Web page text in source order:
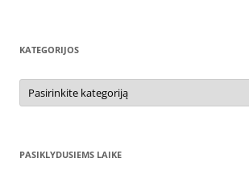
KATEGORIJOS
Kategorijos
PASIKLYDUSIEMS LAIKE